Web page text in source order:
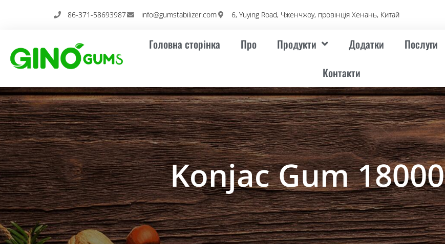
86-371-58693987 info@gumstabilizer.com 6, Yuying Road, Чженчжоу, провінція Хенань, Китай
Головна сторінка Про Продукти Додатки Послуги
Контакти
Konjac Gum 18000